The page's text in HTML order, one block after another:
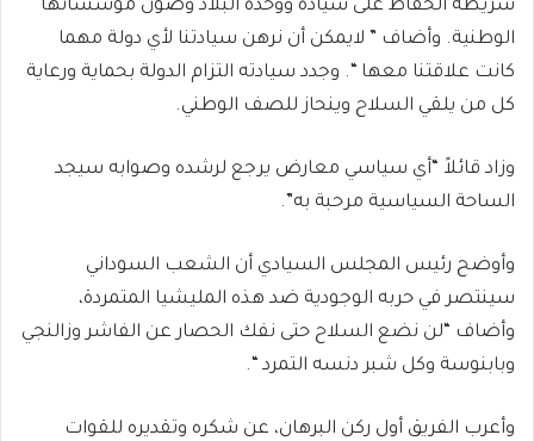
شريطة الحفاظ على سيادة ووحدة البلاد وصون مؤسساتها
الوطنية. وأضاف ” لايمكن أن نرهن سيادتنا لأي دولة مهما
كانت علاقتنا معها “. وجدد سيادته التزام الدولة بحماية ورعاية
كل من يلقي السلاح وينحاز للصف الوطني.
وزاد قائلاً “أي سياسي معارض يرجع لرشده وصوابه سيجد
الساحة السياسية مرحبة به”.
وأوضح رئيس المجلس السيادي أن الشعب السوداني
سينتصر في حربه الوجودية ضد هذه المليشيا المتمردة،
وأضاف “لن نضع السلاح حتى نفك الحصار عن الفاشر وزالنجي
وبابنوسة وكل شبر دنسه التمرد “.
وأعرب الفريق أول ركن البرهان، عن شكره وتقديره للقوات